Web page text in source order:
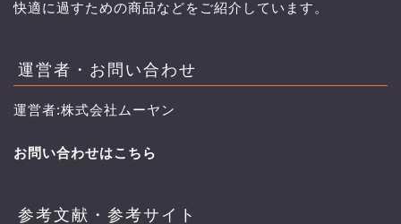
快適に過すための商品などをご紹介しています。
運営者・お問い合わせ
運営者:株式会社ムーヤン
お問い合わせはこちら
参考文献・参考サイト